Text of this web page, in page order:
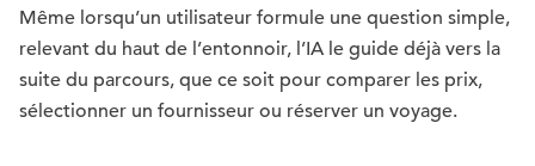
Même lorsqu’un utilisateur formule une question simple,
relevant du haut de l’entonnoir, l’IA le guide déjà vers la
suite du parcours, que ce soit pour comparer les prix,
sélectionner un fournisseur ou réserver un voyage.